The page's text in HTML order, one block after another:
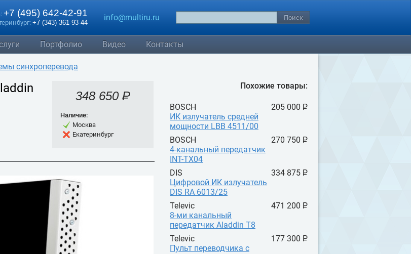
info@multiru.ru
+7 (495) 642-42-91
+7 (343) 361-93-44
Портфолио Видео Контакты
синхроперевода
348 650 PУБ.
Наличие:
Москва
Екатеринбург
Похожие товары:
BOSCH
ИК излучатель средней
мощности LBB 4511/00
205 000 P
BOSCH
4-канальный передатчик
INT-TX04
270 750 P
DIS
Цифровой ИК излучатель
DIS RA 6013/25
334 875 P
Televic
8-ми канальный
передатчик Aladdin T8
471 200 P
Televic
Пульт переводчика с
177 300 P